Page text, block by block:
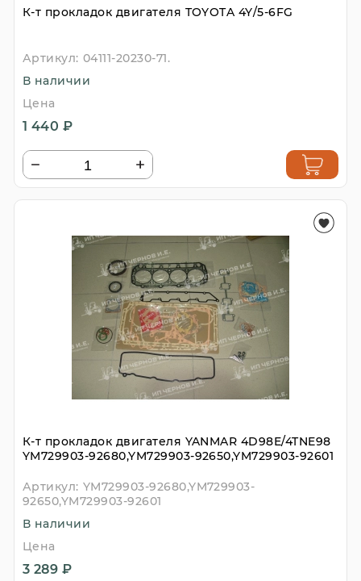
К-т прокладок двигателя TOYOTA 4Y/5-6FG
Артикул: 04111-20230-71.
В наличии
Цена
1 440 ₽
К-т прокладок двигателя YANMAR 4D98E/4TNE98
YM729903-92680,YM729903-92650,YM729903-92601
Артикул: YM729903-92680,YM729903-
92650,YM729903-92601
В наличии
Цена
3 289 ₽